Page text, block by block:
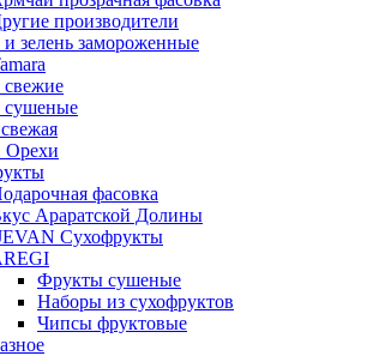
производители
зелень замороженные
Орехи
фасовка
Араратской Долины
Сухофрукты
Фрукты сушеные
Наборы из сухофруктов
Чипсы фруктовые